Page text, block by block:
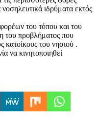
ιδρύματα εκτός
του τόπου και του
του προβλήματος που
κατοίκους του νησιού .
να κινητοποιηθεί